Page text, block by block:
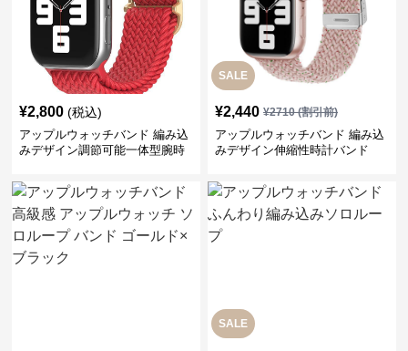
¥2,800 (税込)
アップルウォッチバンド 編み込
みデザイン調節可能一体型腕時
SALE
¥2,440 ¥2710(割引前)
アップルウォッチバンド 編み込
みデザイン伸縮性時計バンド
SALE